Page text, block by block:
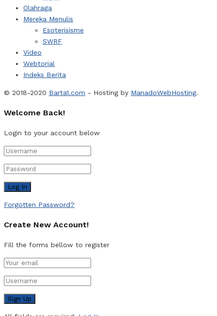
Olahraga
Mereka Menulis
Esoterisisme
SWRF
Video
Webtorial
Indeks Berita
© 2018-2020 Barta1.com - Hosting by ManadoWebHosting.
Welcome Back!
Login to your account below
Forgotten Password?
Create New Account!
Fill the forms bellow to register